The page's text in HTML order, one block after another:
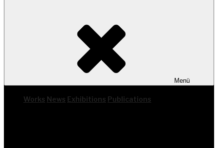
Menü
Works News Exhi­bi­ti­ons Publi­ca­ti­ons